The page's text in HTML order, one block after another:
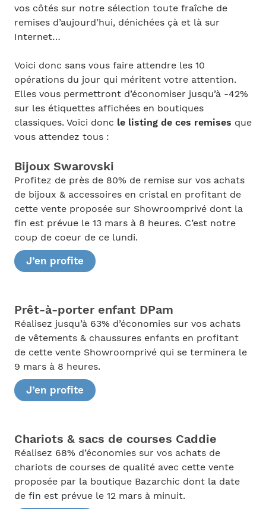
vos côtés sur notre sélection toute fraîche de
remises d’aujourd’hui, dénichées çà et là sur
Internet…
Voici donc sans vous faire attendre les 10
opérations du jour qui méritent votre attention.
Elles vous permettront d’économiser jusqu’à -42%
sur les étiquettes affichées en boutiques
classiques. Voici donc le listing de ces remises que
vous attendez tous :
Bijoux Swarovski
Profitez de près de 80% de remise sur vos achats
de bijoux & accessoires en cristal en profitant de
cette vente proposée sur Showroomprivé dont la
fin est prévue le 13 mars à 8 heures. C’est notre
coup de coeur de ce lundi.
J’en profite
Prêt-à-porter enfant DPam
Réalisez jusqu’à 63% d’économies sur vos achats
de vêtements & chaussures enfants en profitant
de cette vente Showroomprivé qui se terminera le
9 mars à 8 heures.
J’en profite
Chariots & sacs de courses Caddie
Réalisez 68% d’économies sur vos achats de
chariots de courses de qualité avec cette vente
proposée par la boutique Bazarchic dont la date
de fin est prévue le 12 mars à minuit.